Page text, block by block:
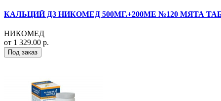
КАЛЬЦИЙ Д3 НИКОМЕД 500МГ.+200МЕ №120 МЯТА
НИКОМЕД
от 1 329.00 р.
Под заказ